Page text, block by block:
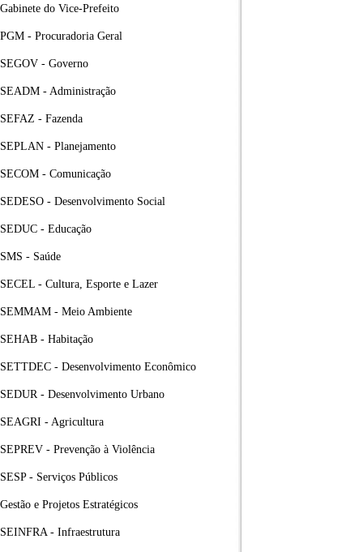
Gabinete do Vice-Prefeito
PGM - Procuradoria Geral
SEGOV - Governo
SEADM - Administração
SEFAZ - Fazenda
SEPLAN - Planejamento
SECOM - Comunicação
SEDESO - Desenvolvimento Social
SEDUC - Educação
SMS - Saúde
SECEL - Cultura, Esporte e Lazer
SEMMAM - Meio Ambiente
SEHAB - Habitação
SETTDEC - Desenvolvimento Econômico
SEDUR - Desenvolvimento Urbano
SEAGRI - Agricultura
SEPREV - Prevenção à Violência
SESP - Serviços Públicos
Gestão e Projetos Estratégicos
SEINFRA - Infraestrutura